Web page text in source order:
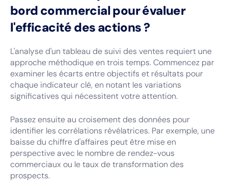
bord commercial pour évaluer
l'efficacité des actions ?
L'analyse d'un tableau de suivi des ventes requiert une
approche méthodique en trois temps. Commencez par
examiner les écarts entre objectifs et résultats pour
chaque indicateur clé, en notant les variations
significatives qui nécessitent votre attention.
Passez ensuite au croisement des données pour
identifier les corrélations révélatrices. Par exemple, une
baisse du chiffre d'affaires peut être mise en
perspective avec le nombre de rendez-vous
commerciaux ou le taux de transformation des
prospects.